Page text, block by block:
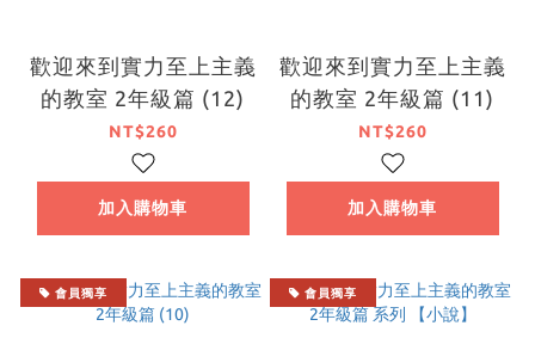
歡迎來到實力至上主義
的教室 2年級篇 (12)
NT$260
加入購物車
歡迎來到實力至上主義
的教室 2年級篇 (11)
NT$260
加入購物車
會員獨享 會員獨享